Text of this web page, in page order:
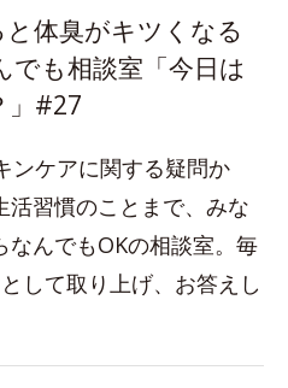
体臭がキツくなる
でも相談室「今日は
」#27
ンケアに関する疑問か
活習慣のことまで、みな
なんでもOKの相談室。毎
して取り上げ、お答えし